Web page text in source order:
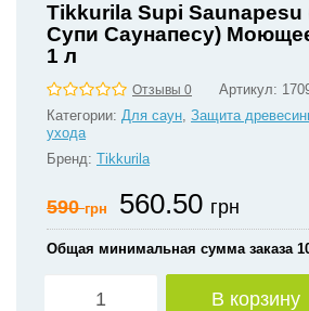
Tikkurila Supi Saunapesu
Супи Саунапесу)
1 л
Отзывы 0 Артикул:
Категории: Для саун, Защита
ухода
Бренд: Tikkurila
590грн 560.50 грн
Общая минимальная сумма заказа
В корзину